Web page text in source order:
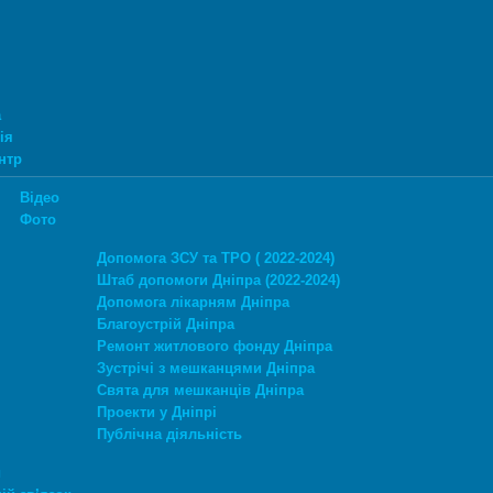
Відео
Фото
Допомога ЗСУ та ТРО ( 2022-2024)
Штаб допомоги Дніпра (2022-2024)
Допомога лікарням Дніпра
Благоустрій Дніпра
Ремонт житлового фонду Дніпра
Зустрічі з мешканцями Дніпра
Свята для мешканців Дніпра
Проекти у Дніпрі
Публічна діяльність